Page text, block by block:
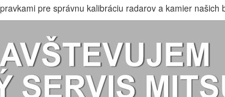
pre správnu kalibráciu radarov a kamier našich